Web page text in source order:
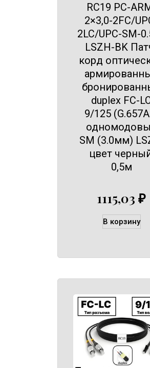
RC19 PC-
2×3,0-2FC/
2LC/UPC-SM-
LSZH-BK
корд
duplex FC-
9/125
SM (3.0мм)
цвет
0,5м
1115,03 ₽
В корзину